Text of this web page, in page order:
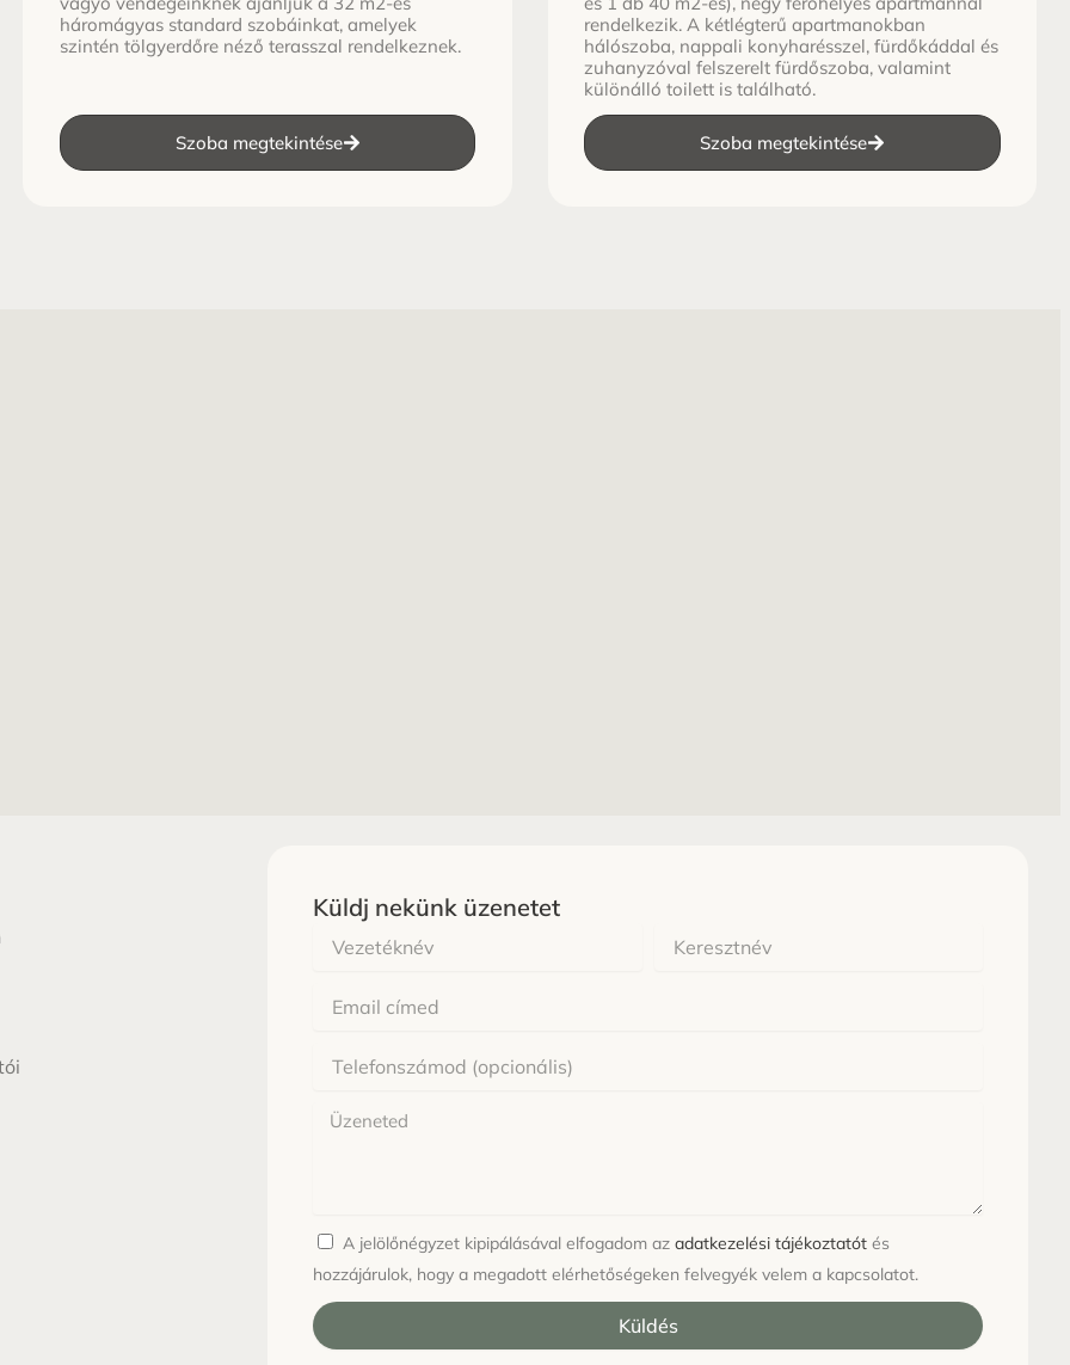
háromágyas standard szobáinkat, amelyek
szintén tölgyerdőre néző terasszal rendelkeznek.
Szoba megtekintése
rendelkezik. A kétlégterű apartmanokban
hálószoba, nappali konyharésszel, fürdőkáddal és
zuhanyzóval felszerelt fürdőszoba, valamint
különálló toilett is található.
Szoba megtekintése
Küldj nekünk üzenetet
Üzenet
A jelölőnégyzet kipipálásával elfogadom azadatkezelési tájékoztatót és
hozzájárulok, hogy a megadott elérhetőségeken felvegyék velem a kapcsolatot.
Küldés